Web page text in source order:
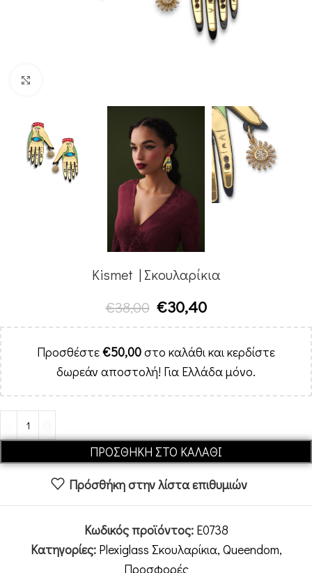
Kismet | Σκουλαρίκια
€38,00 €30,40
Προσθέστε€50,00στο καλάθι και κερδίστε
δωρεάν αποστολή! Για Ελλάδα μόνο.
ΠΡΟΣΘΉΚΗ ΣΤΟ ΚΑΛΆΘΙ
Πρόσθήκη στην λίστα επιθυμιών
Κωδικός προϊόντος: E0738
Κατηγορίες: Plexiglass Σκουλαρίκια, Queendom,
Προσφορές